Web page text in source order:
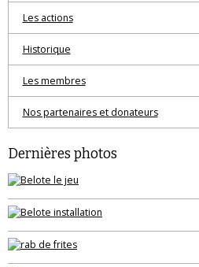
Les actions
Historique
Les membres
Nos partenaires et donateurs
Dernières photos